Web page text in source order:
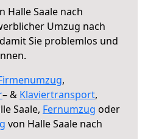
Halle Saale nach
Umzug nach
Sie problemlos und
,
– & Klaviertransport,
Saale, Fernumzug oder
von Halle Saale nach